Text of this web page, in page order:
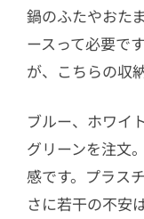
鍋のふたやおた
ースって必要で
が、こちらの収
ブルー、ホワイ
グリーンを注文
感です。プラス
さに若干の不安